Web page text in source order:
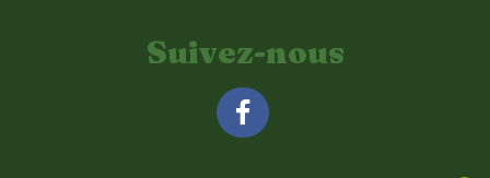
Suivez-nous